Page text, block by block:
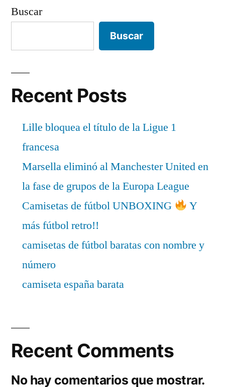
Buscar
Buscar
Recent Posts
Lille bloquea el título de la Ligue 1
francesa
Marsella eliminó al Manchester United en
la fase de grupos de la Europa League
Camisetas de fútbol UNBOXING
Y
más fútbol retro!!
camisetas de fútbol baratas con nombre y
número
camiseta españa barata
Recent Comments
No hay comentarios que mostrar.